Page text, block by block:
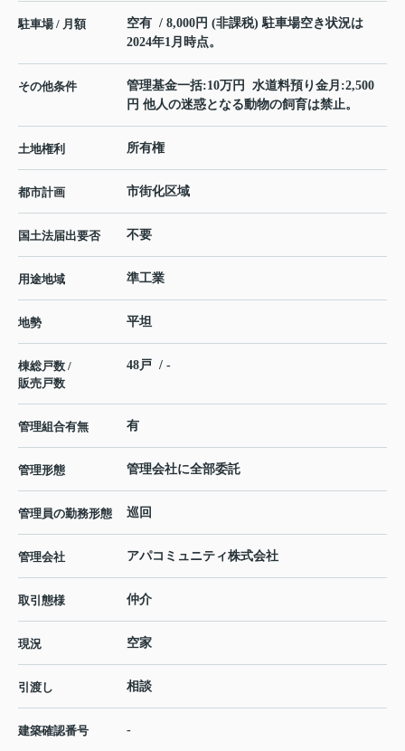
駐車場 / 月額
空有 / 8,000円 (非課税) 駐車場空き状況は
2024年1月時点。
その他条件
管理基金一括:10万円 水道料預り金月:2,500
円 他人の迷惑となる動物の飼育は禁止。
土地権利 所有権
都市計画 市街化区域
国土法届出要否 不要
用途地域 準工業
地勢 平坦
棟総戸数 /
販売戸数
48戸 / -
管理組合有無 有
管理形態 管理会社に全部委託
管理員の勤務形態 巡回
管理会社 アパコミュニティ株式会社
取引態様 仲介
現況 空家
引渡し 相談
建築確認番号 -